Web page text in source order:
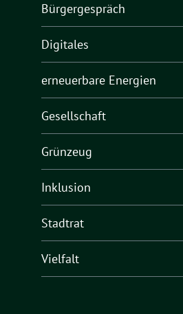
Bürgergespräch
Digitales
erneuerbare Energien
Gesellschaft
Grünzeug
Inklusion
Stadtrat
Vielfalt